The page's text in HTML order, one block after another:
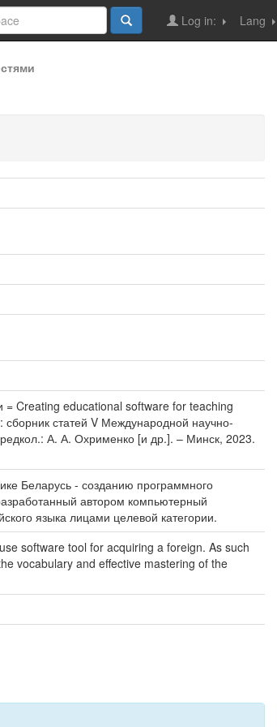
Lang
Log in:
= Creating educational software for teaching
статей V Международной научно-
А. А. Охрименко [и др.]. – Минск, 2023.
Беларусь - созданию программного
автором компьютерный
языка лицами целевой категории.
software tool for acquiring a foreign. As such
vocabulary and effective mastering of the